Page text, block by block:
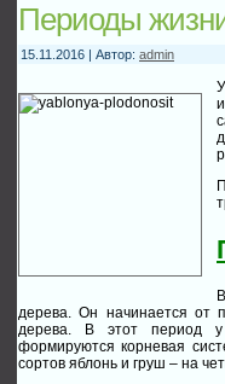
Периоды
15.11.2016 | Автор: admin
дерева. Он начинается от
дерева. В этот период у
формируются корневая
сортов яблонь и груш – на